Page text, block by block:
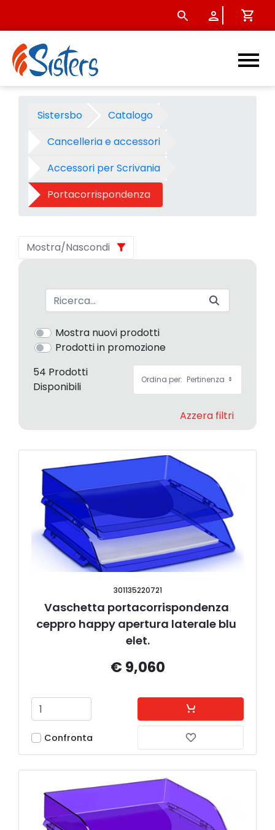
Portacorrispondenza -
Sistersbo
Catalogo
Cancelleria e accessori
Accessori per Scrivania
Portacorrispondenza
Mostra/Nascondi
Barra di ricerca
Mostra nuovi prodotti
Prodotti in promozione
54 Prodotti
Disponibili
Ordina per: Pertinenza
Azzera filtri
301135220721
Vaschetta portacorrispondenza
ceppro happy apertura laterale blu
elet.
€ 9,060
Confronta